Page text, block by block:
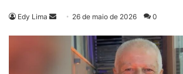
Edy Lima
Mande26 de maio de 2026 0